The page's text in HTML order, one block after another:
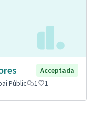
Acceptada
Públic 1 1